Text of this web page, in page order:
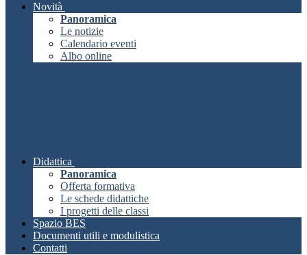
Novità
Panoramica
Le notizie
Calendario eventi
Albo online
Didattica
Panoramica
Offerta formativa
Le schede didattiche
I progetti delle classi
Spazio BES
Documenti utili e modulistica
Contatti